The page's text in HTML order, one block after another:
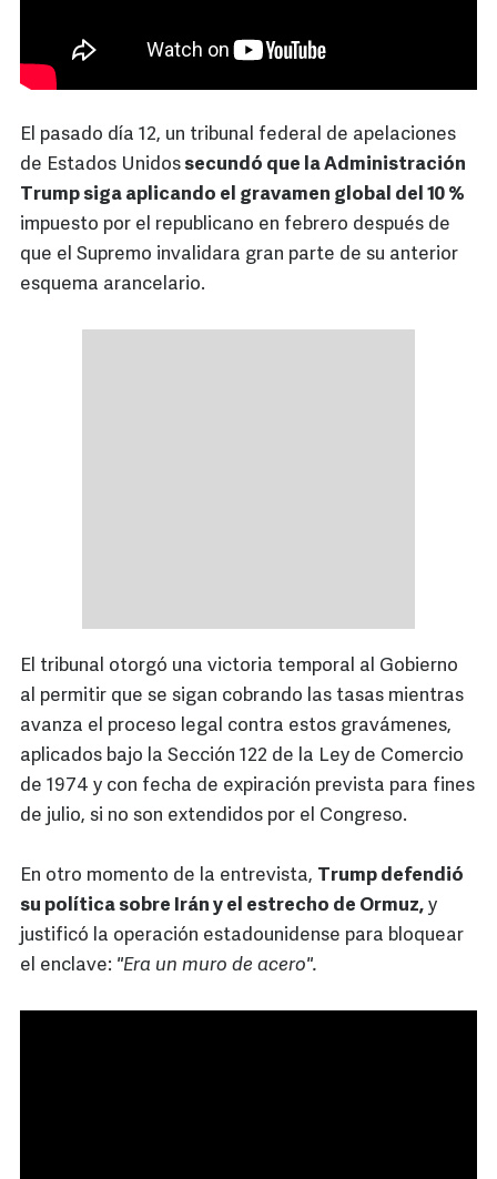
El pasado día 12, un tribunal federal de apelaciones
de Estados Unidossecundó que la Administración
Trump siga aplicando el gravamen global del 10 %
impuesto por el republicano en febrero después de
que el Supremo invalidara gran parte de su anterior
esquema arancelario.
El tribunal otorgó una victoria temporal al Gobierno
al permitir que se sigan cobrando las tasas mientras
avanza el proceso legal contra estos gravámenes,
aplicados bajo la Sección 122 de la Ley de Comercio
de 1974 y con fecha de expiración prevista para fines
de julio, si no son extendidos por el Congreso.
En otro momento de la entrevista, Trump defendió
su política sobre Irán y el estrecho de Ormuz, y
justificó la operación estadounidense para bloquear
el enclave: "Era un muro de acero".